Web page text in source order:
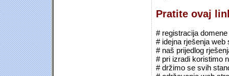
Pratite ovaj
# registracija
# idejna rješenja web
# naš prijedlog
# pri izradi koristimo
# držimo se svih